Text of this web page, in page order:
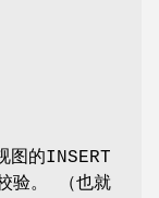
图的INSERT
验。 （也就